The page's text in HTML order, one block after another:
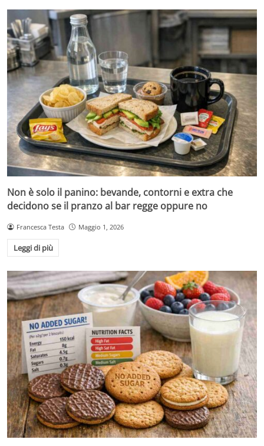
Non è solo il panino: bevande, contorni e extra che
decidono se il pranzo al bar regge oppure no
Francesca Testa Maggio 1, 2026
Leggi di più